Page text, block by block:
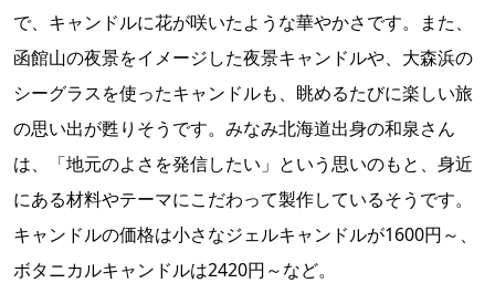
で、キャンドルに花が咲いたような華やかさです。また、
函館山の夜景をイメージした夜景キャンドルや、大森浜の
シーグラスを使ったキャンドルも、眺めるたびに楽しい旅
の思い出が甦りそうです。みなみ北海道出身の和泉さん
は、「地元のよさを発信したい」という思いのもと、身近
にある材料やテーマにこだわって製作しているそうです。
キャンドルの価格は小さなジェルキャンドルが1600円～、
ボタニカルキャンドルは2420円～など。